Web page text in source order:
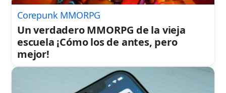
Corepunk MMORPG
Un verdadero MMORPG de la vieja
escuela ¡Cómo los de antes, pero
mejor!